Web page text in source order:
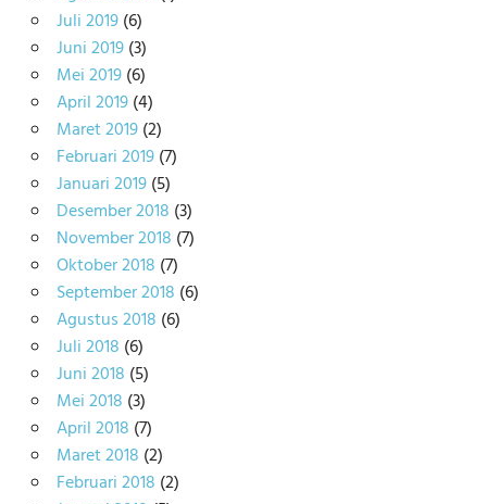
Juli 2019(6)
Juni 2019(3)
Mei 2019(6)
April 2019(4)
Maret 2019(2)
Februari 2019(7)
Januari 2019(5)
Desember 2018 (3)
November 2018 (7)
Oktober 2018 (7)
September 2018 (6)
Agustus 2018 (6)
Juli 2018 (6)
Juni 2018 (5)
Mei 2018 (3)
April 2018 (7)
Maret 2018 (2)
Februari 2018 (2)